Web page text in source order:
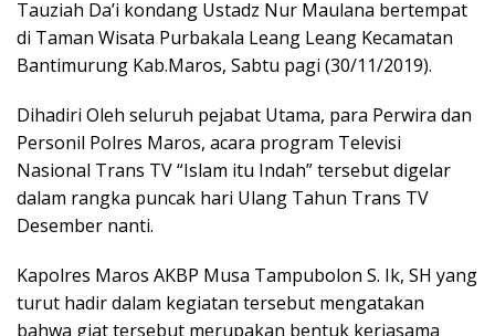
Tauziah Da’i kondang Ustadz Nur Maulana bertempat
di Taman Wisata Purbakala Leang Leang Kecamatan
Bantimurung Kab.Maros, Sabtu pagi (30/11/2019).
Dihadiri Oleh seluruh pejabat Utama, para Perwira dan
Personil Polres Maros, acara program Televisi
Nasional Trans TV “Islam itu Indah” tersebut digelar
dalam rangka puncak hari Ulang Tahun Trans TV
Desember nanti.
Kapolres Maros AKBP Musa Tampubolon S. Ik, SH yang
turut hadir dalam kegiatan tersebut mengatakan
bahwa giat tersebut merupakan bentuk kerjasama